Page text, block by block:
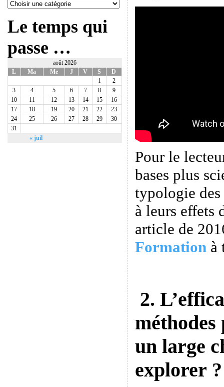
Le temps qui
passe …
août 2026
L
Ma Me J V S D
« juil
1
2
3
4 5 6 7 8
9
10
11 12 13 14 15
16
17
18 19 20 21 22
23
24
25 26 27 28 29
30
31
Pour le
bases plus
typologie des
à leurs effets
article de
Formationà
2.
méthodes
un large
explorer ?